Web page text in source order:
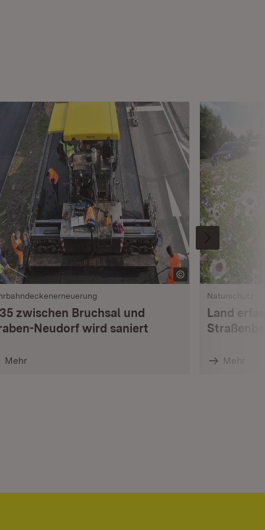
zwischen Bruchsal und
Neudorf wird saniert
Mehr
Naturschutz
Land
Mehr